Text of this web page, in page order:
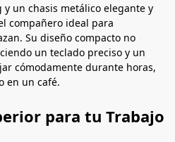
y un chasis metálico elegante y
compañero ideal para
Su diseño compacto no
un teclado preciso y un
cómodamente durante horas,
en un café.
para tu Trabajo